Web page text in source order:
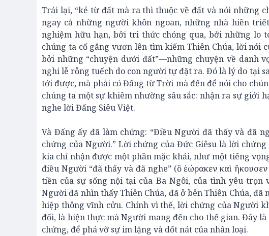
Trái lại, “kẻ từ đất mà ra thì thuộc về đất và nói những
ngay cả những người khôn ngoan, những nhà hiền
nghiệm hữu hạn, bởi tri thức chóng qua, bởi những lo
chúng ta cố gắng vươn lên tìm kiếm Thiên Chúa, lời nói
bởi những “chuyện dưới đất”—những chuyện về danh
nghi lễ rỗng tuếch do con người tự đặt ra. Đó là lý do tại
tới được, mà phải có Đấng từ Trời mà đến để nói cho
chúng ta một sự khiêm nhường sâu sắc: nhận ra sự giới
nghe lời Đấng Siêu Việt.
Và Đấng ấy đã làm chứng: “Điều Người đã thấy và đã
chứng của Người.” Lời chứng của Đức Giêsu là lời
kia chỉ nhận được một phần mặc khải, như một tiếng
điều Người “đã thấy và đã nghe” (ὃ ἑώρακεν καὶ
tiền của sự sống nội tại của Ba Ngôi, của tình yêu trọn
Người đã nhìn thấy Thiên Chúa, đã ở bên Thiên Chúa,
hiệp thông vĩnh cửu. Chính vì thế, lời chứng của Người
đối, là hiện thực mà Người mang đến cho thế gian. Đây
chứng, để phá vỡ sự im lặng và dốt nát của nhân loại.